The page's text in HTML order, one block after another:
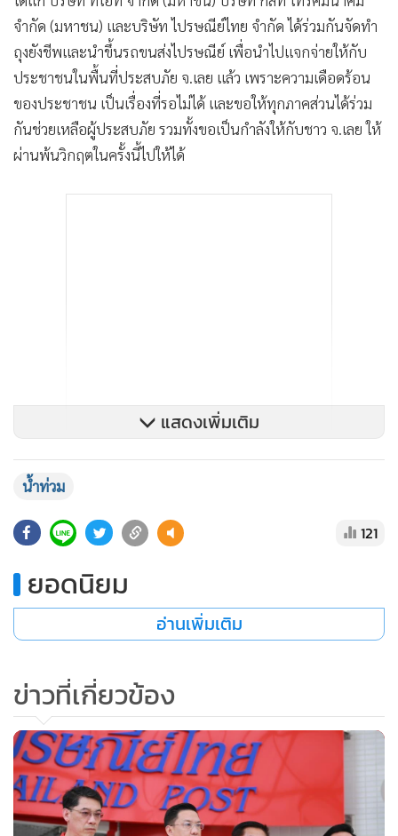
จำกัด (มหาชน) และบริษัท ไปรษณีย์ไทย จำกัด ได้ร่วมกันจัดทำ
ถุงยังชีพและนำขึ้นรถขนส่งไปรษณีย์ เพื่อนำไปแจกจ่ายให้กับ
ประชาชนในพื้นที่ประสบภัย จ.เลย แล้ว เพราะความเดือดร้อน
ของประชาชน เป็นเรื่องที่รอไม่ได้ และขอให้ทุกภาคส่วนได้ร่วม
กันช่วยเหลือผู้ประสบภัย รวมทั้งขอเป็นกำลังให้กับชาว จ.เลย ให้
ผ่านพ้นวิกฤตในครั้งนี้ไปให้ได้
นอกจากนี้ ได้สั่งการให้ บมจ.ทีโอที เฝ้าระวังโครงข่ายสื่อสาร
โทรคมนาคมให้มีความพร้อม สามารถใช้งานได้ตลอดเวลา เพื่อ
เป็นช่องทางในการให้ความช่วยเหลือประชาชนที่ได้รับความ
แสดงเพิ่มเติม
น้ำท่วม
121
ยอดนิยม
อ่านเพิ่มเติม
ข่าวที่เกี่ยวข้อง